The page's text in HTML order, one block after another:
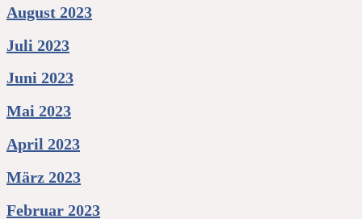
August 2023
Juli 2023
Juni 2023
Mai 2023
April 2023
März 2023
Februar 2023